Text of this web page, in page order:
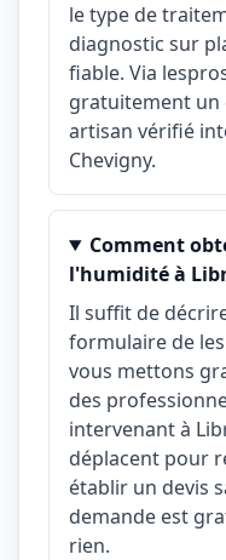
le type de
diagnostic sur
fiable. Via
gratuitement un
artisan vérifié
Chevigny.
Comment
l'humidité à
Il suffit de
formulaire de
vous mettons
des
intervenant à
déplacent pour
établir un devis
demande est
rien.